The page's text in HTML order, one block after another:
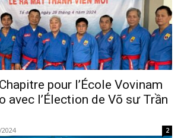
pour l’École Vovinam
avec l’Élection de Võ sư Trần
2